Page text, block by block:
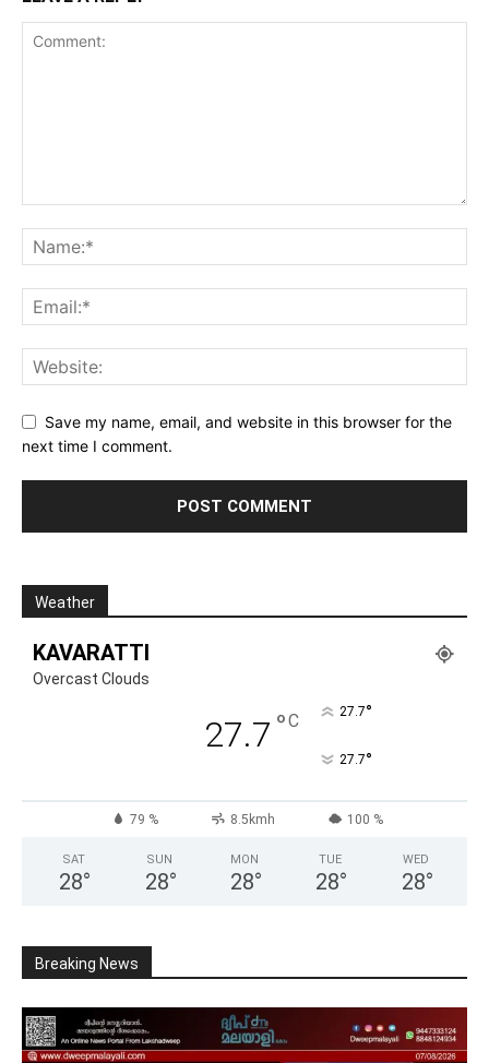
Save my name, email, and website in this browser for the
next time I comment.
Weather
KAVARATTI
Overcast Clouds
27.7 °C 27.7°
27.7°
79 % 8.5kmh 100 %
SAT
28°
SUN
28°
MON
28°
TUE
28°
WED
28°
Breaking News